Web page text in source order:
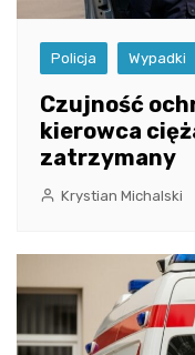
Policja Wypadki
Czujność
kierowca
zatrzymany
Krystian Michalski